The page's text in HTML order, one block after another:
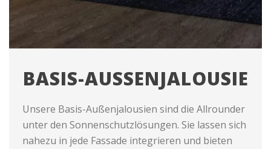
BASIS-AUSSENJALOUSIE
Unsere Basis-Außenjalousien sind die Allrounder
unter den Sonnenschutzlösungen. Sie lassen sich
nahezu in jede Fassade integrieren und bieten